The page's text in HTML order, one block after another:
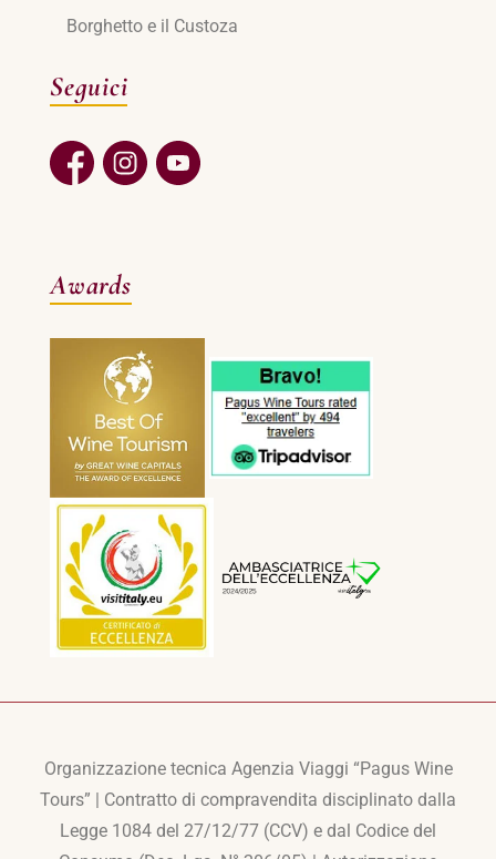
Borghetto e il Custoza
Seguici
Awards
Organizzazione tecnica Agenzia Viaggi “Pagus Wine
Tours” | Contratto di compravendita disciplinato dalla
Legge 1084 del 27/12/77 (CCV) e dal Codice del